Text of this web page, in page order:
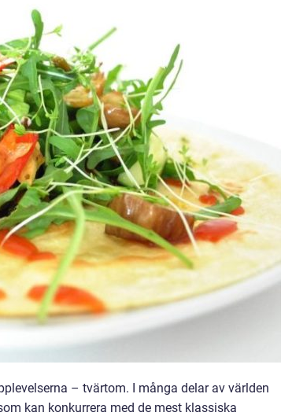
– tvärtom. I många delar av världen
kan konkurrera med de mest klassiska